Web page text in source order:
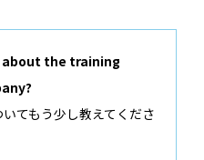
about the training
てもう少し教えてくださ